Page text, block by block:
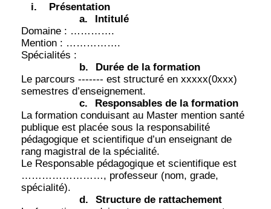
i.
Présentation
a.
Intitulé
Domaine : ………….
Mention : …………….
Spécialités :
b.
Durée de la formation
Le parcours ------- est structuré en xxxxx(0xxx)
semestres d’enseignement.
c.
Responsables de la formation
La formation conduisant au Master mention santé
publique est placée sous la responsabilité
pédagogique et scientifique d’un enseignant de
rang magistral de la spécialité.
Le Responsable pédagogique et scientifique est
……………………, professeur (nom, grade,
spécialité).
d.
Structure de rattachement